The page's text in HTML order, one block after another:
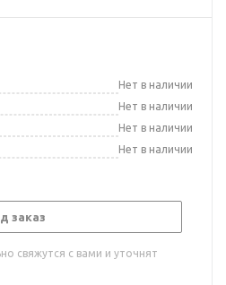
Нет в наличии
Нет в наличии
Нет в наличии
Нет в наличии
заказ
свяжутся с вами и уточнят